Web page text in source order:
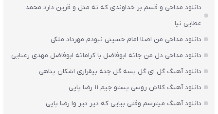
دانلود مداحی و قسم بر خداوندی که نه مثل و قرین دارد محمد
عطایی نیا
دانلود مداحی من اصلا امام حسینی نبودم مهرداد ملکی
دانلود مداحی دل من جاته ابوفاضل با کراماته ابوفاضل مهدی رعنایی
دانلود آهنگ گل ای گل بسه گل چته بیقراری اشکان پناهی
دانلود آهنگ کلاش روسی پستو جیم ۱۱ رضا پاپی
دانلود آهنگ میترسم وقتی بیایی که دیر دیر وا رضا پاپی